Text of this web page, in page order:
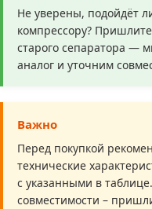
Не уверены, подойдёт
компрессору?
старого сепаратора —
аналог и уточним
Важно
Перед покупкой
технические
с указанными в
совместимости –